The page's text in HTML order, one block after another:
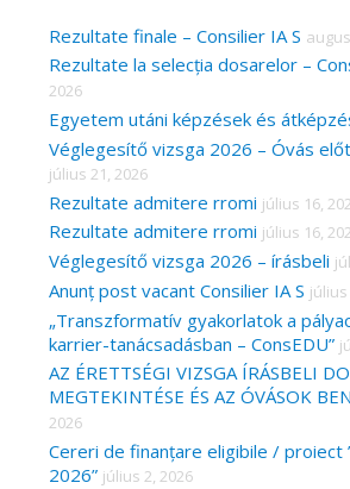
c
h
f
r
:
Rezultate finale – Consilier IA S
Rezultate la selecția dosarelor –
2026
Egyetem utáni képzések és
Véglegesítő vizsga 2026 – Óvás
július 21, 2026
Rezultate admitere rromi július 16,
Rezultate admitere rromi július 16,
Véglegesítő vizsga 2026 – írásbeli
Anunț post vacant Consilier IA S július
„Transzformatív gyakorlatok a
karrier-tanácsadásban – ConsEDU”
AZ ÉRETTSÉGI VIZSGA ÍRÁSBELI
MEGTEKINTÉSE ÉS AZ ÓVÁSOK
2026
Cereri de finanțare eligibile / proiect
2026” július 2, 2026